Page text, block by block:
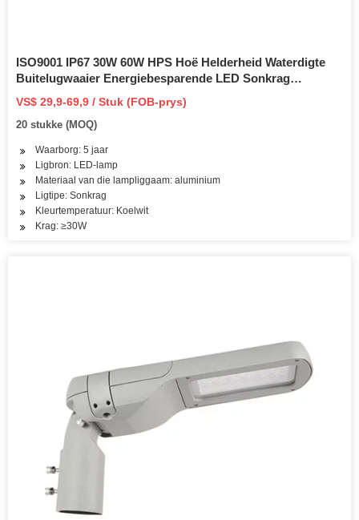
ISO9001 IP67 30W 60W HPS Hoë Helderheid Waterdigte
Buitelugwaaier Energiebesparende LED Sonkrag
Windturbine Straat Hibriede Lig Behuising Aluminium
gietwerk met paal
VS$ 29,9-69,9 / Stuk (FOB-prys)
20 stukke (MOQ)
Waarborg: 5 jaar
Ligbron: LED-lamp
Materiaal van die lampliggaam: aluminium
Ligtipe: Sonkrag
Kleurtemperatuur: Koelwit
Krag: ≥30W